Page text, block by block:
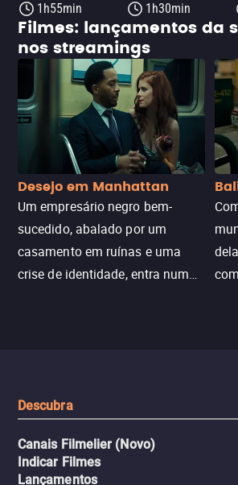
1h55min
1h30min
Filmes: lançamentos da
nos streamings
Desejo em Manhattan
Um empresário negro bem-
sucedido, abalado por um
casamento em ruínas e uma
crise de identidade, entra num
Descubra
Canais Filmelier (Novo)
Indicar Filmes
Lançamentos